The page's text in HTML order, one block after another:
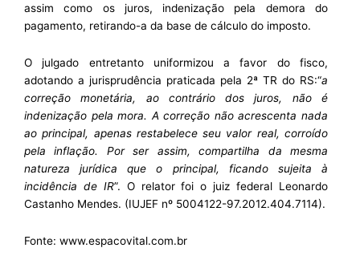
assim como os juros, indenização pela demora do
pagamento, retirando-a da base de cálculo do imposto.
O julgado entretanto uniformizou a favor do fisco,
adotando a jurisprudência praticada pela 2ª TR do RS:“a
correção monetária, ao contrário dos juros, não é
indenização pela mora. A correção não acrescenta nada
ao principal, apenas restabelece seu valor real, corroído
pela inflação. Por ser assim, compartilha da mesma
natureza jurídica que o principal, ficando sujeita à
incidência de IR”. O relator foi o juiz federal Leonardo
Castanho Mendes. (IUJEF nº 5004122-97.2012.404.7114).
Fonte: www.espacovital.com.br